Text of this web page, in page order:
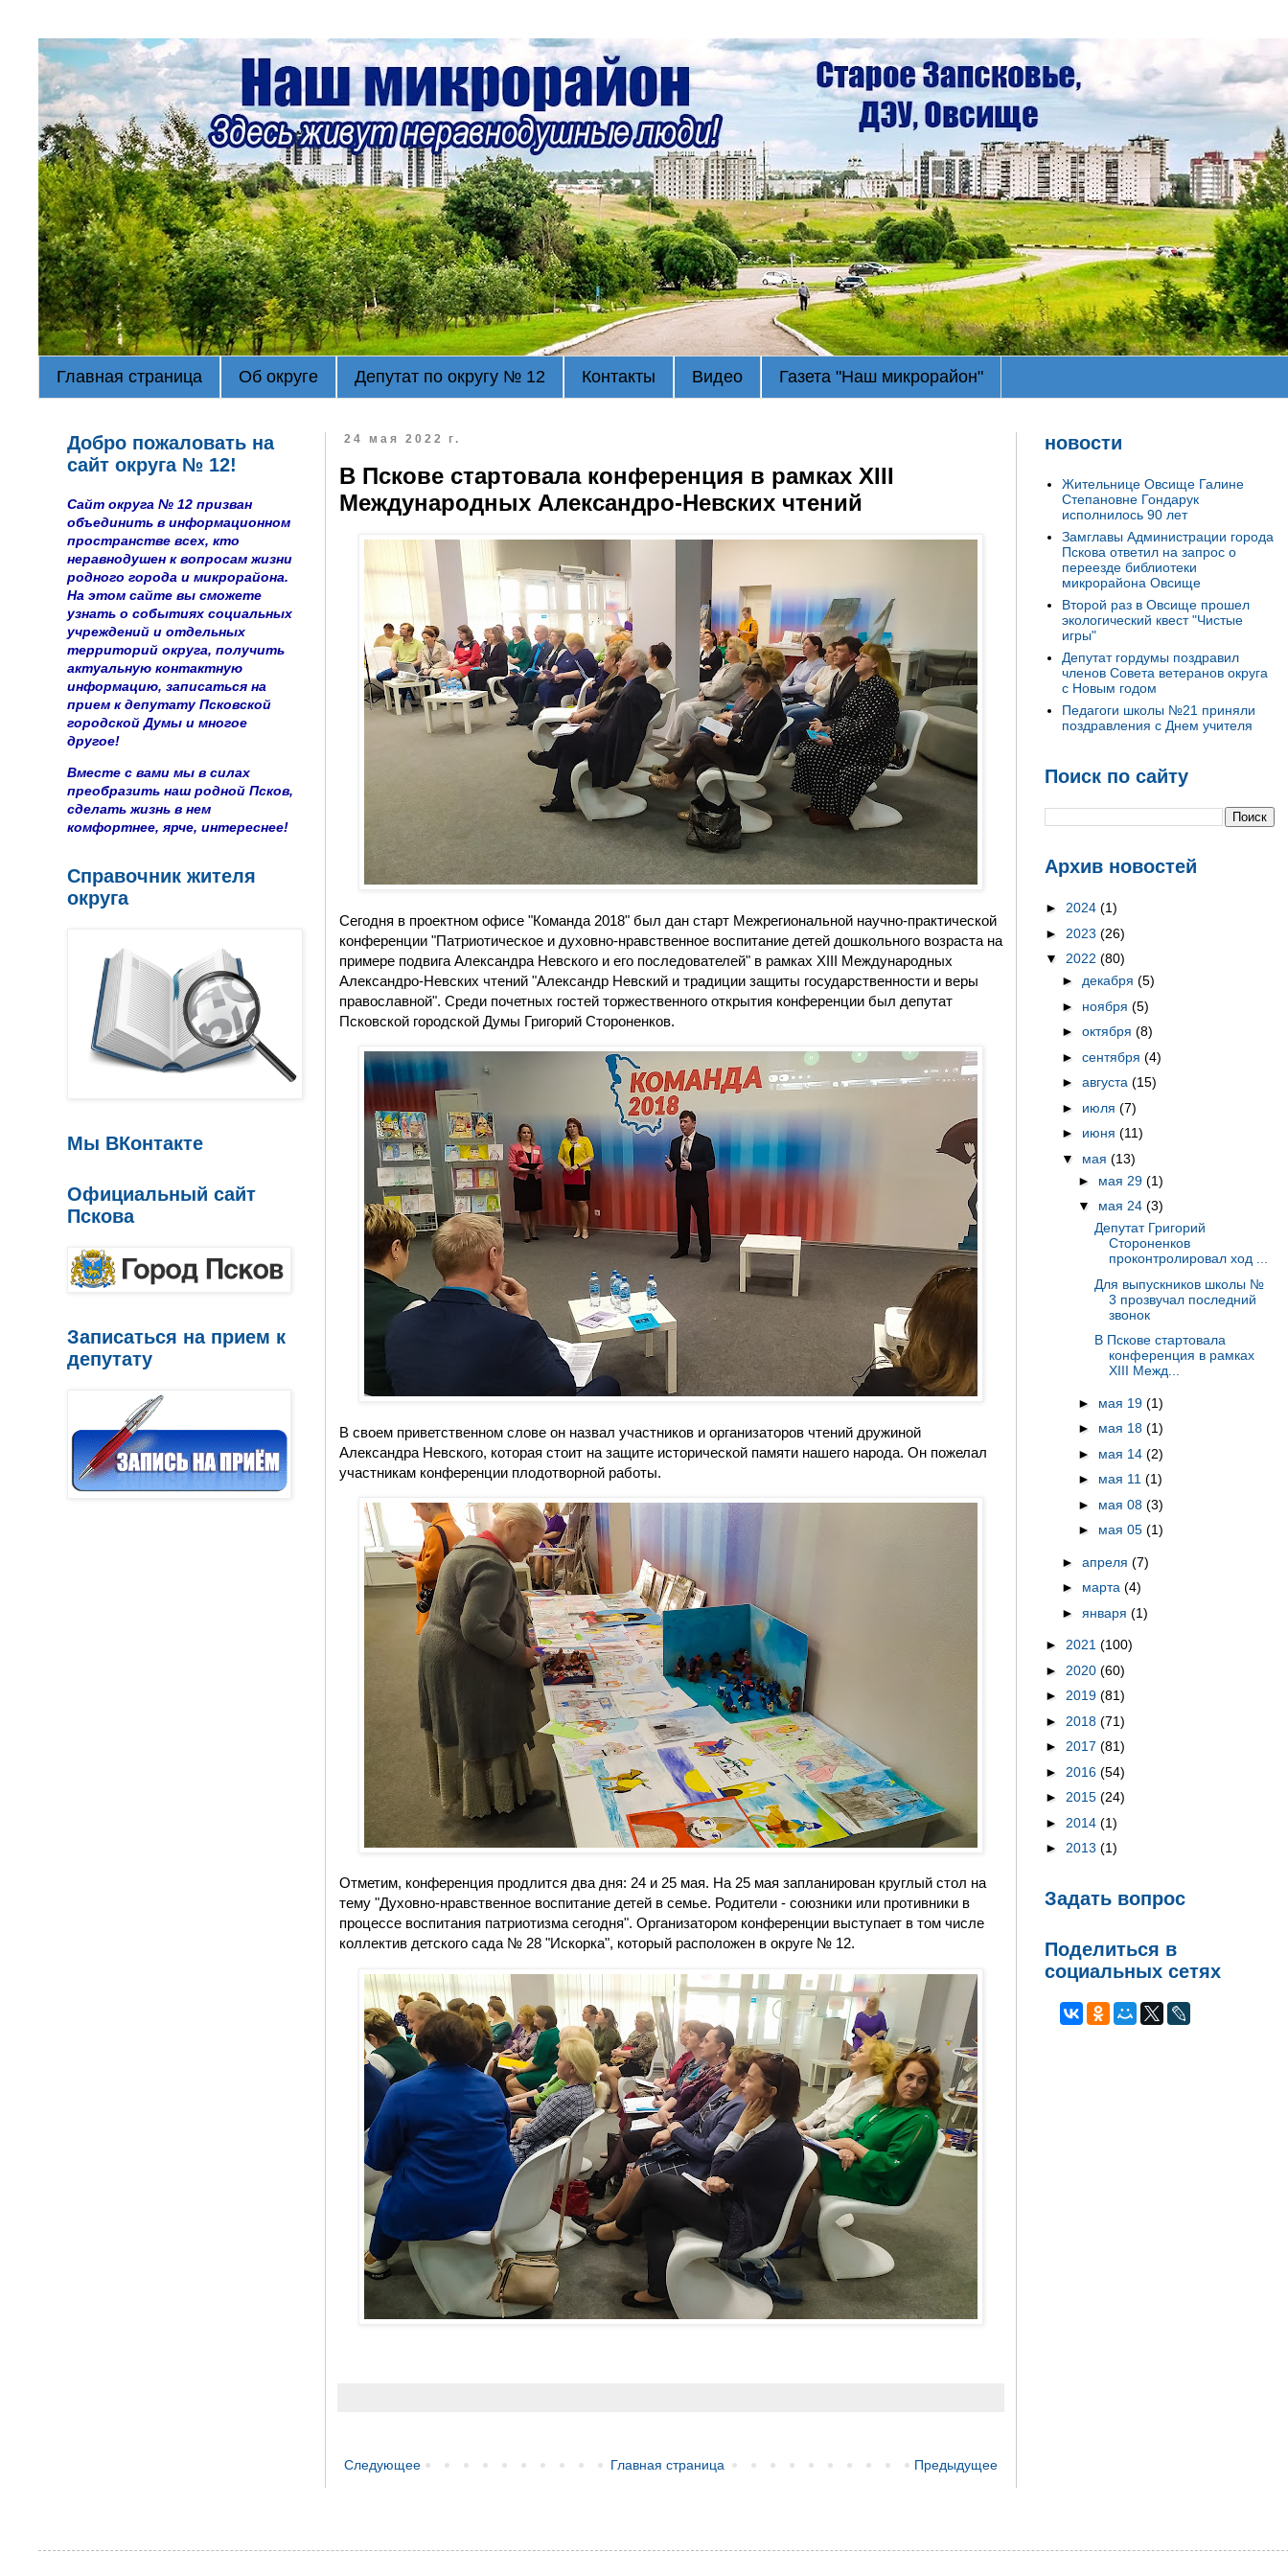
Главная страница Об округе Депутат по округу № 12 Контакты Видео Газета "Наш микрорайон"
24 мая 2022 г.
В Пскове стартовала конференция в рамках XIII
Международных Александро-Невских чтений
Сегодня в проектном офисе "Команда 2018" был дан старт Межрегиональной научно-практической
конференции "Патриотическое и духовно-нравственное воспитание детей дошкольного возраста на
примере подвига Александра Невского и его последователей" в рамках XIII Международных
Александро-Невских чтений "Александр Невский и традиции защиты государственности и веры
православной". Среди почетных гостей торжественного открытия конференции был депутат
Псковской городской Думы Григорий Стороненков.
В своем приветственном слове он назвал участников и организаторов чтений дружиной
Александра Невского, которая стоит на защите исторической памяти нашего народа. Он пожелал
участникам конференции плодотворной работы.
Отметим, конференция продлится два дня: 24 и 25 мая. На 25 мая запланирован круглый стол на
тему "Духовно-нравственное воспитание детей в семье. Родители - союзники или противники в
процессе воспитания патриотизма сегодня". Организатором конференции выступает в том числе
коллектив детского сада № 28 "Искорка", который расположен в округе № 12.
Следующее Предыдущее
Главная страница
Добро пожаловать на
сайт округа № 12!
Сайт округа № 12 призван
объединить в информационном
пространстве всех, кто
неравнодушен к вопросам жизни
родного города и микрорайона.
На этом сайте вы сможете
узнать о событиях социальных
учреждений и отдельных
территорий округа, получить
актуальную контактную
информацию, записаться на
прием к депутату Псковской
городской Думы и многое
другое!
Вместе с вами мы в силах
преобразить наш родной Псков,
сделать жизнь в нем
комфортнее, ярче, интереснее!
Справочник жителя
округа
Мы ВКонтакте
Официальный сайт
Пскова
Записаться на прием к
депутату
новости
Жительнице Овсище Галине
Степановне Гондарук
исполнилось 90 лет
Замглавы Администрации города
Пскова ответил на запрос о
переезде библиотеки
микрорайона Овсище
Второй раз в Овсище прошел
экологический квест "Чистые
игры"
Депутат гордумы поздравил
членов Совета ветеранов округа
с Новым годом
Педагоги школы №21 приняли
поздравления с Днем учителя
Поиск по сайту
Архив новостей
► 2024 (1)
► 2023 (26)
▼ 2022 (80)
► декабря (5)
► ноября (5)
► октября (8)
► сентября (4)
► августа (15)
► июля (7)
► июня (11)
▼ мая (13)
► мая 29 (1)
▼ мая 24 (3)
Депутат Григорий
Стороненков
проконтролировал ход ...
Для выпускников школы №
3 прозвучал последний
звонок
В Пскове стартовала
конференция в рамках
XIII Межд...
► мая 19 (1)
► мая 18 (1)
► мая 14 (2)
► мая 11 (1)
► мая 08 (3)
► мая 05 (1)
► апреля (7)
► марта (4)
► января (1)
► 2021 (100)
► 2020 (60)
► 2019 (81)
► 2018 (71)
► 2017 (81)
► 2016 (54)
► 2015 (24)
► 2014 (1)
► 2013 (1)
Задать вопрос
Поделиться в
социальных сетях